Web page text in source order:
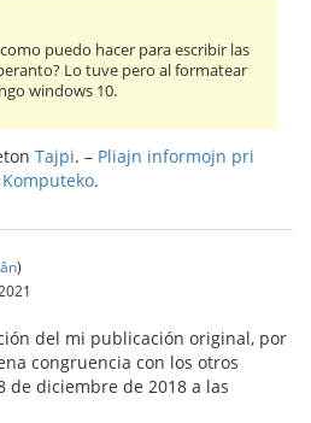
puedo hacer para escribir las
Lo tuve pero al formatear
windows 10.
Tajpi. – Pliajn informojn pri
Komputeko.
)
del mi publicación original, por
congruencia con los otros
de diciembre de 2018 a las